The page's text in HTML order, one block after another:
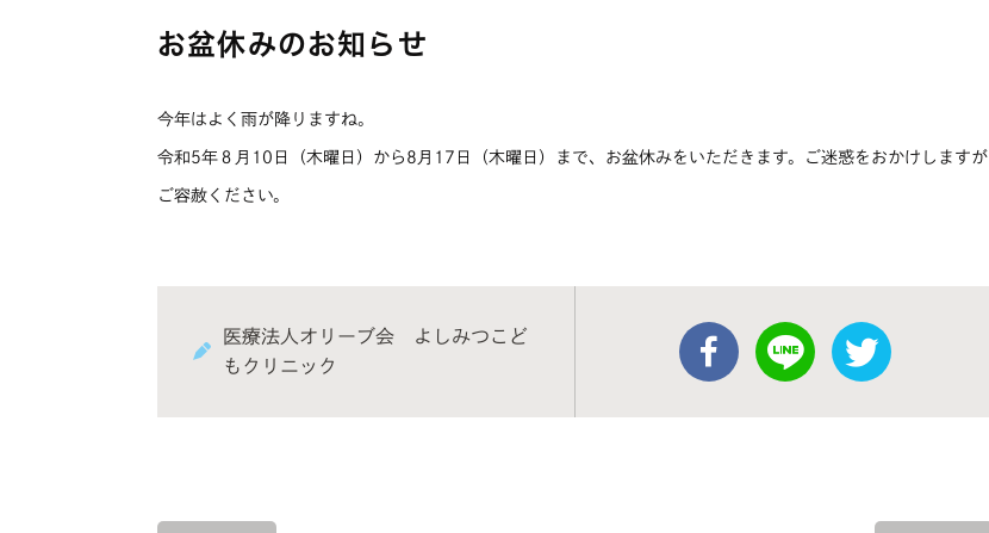
お盆休みのお知らせ
今年はよく雨が降りますね。
令和5年８月10日（木曜日）から8月17日（木曜日）まで、お盆休みをいただきます。ご迷惑をおかけしますが
ご容赦ください。
医療法人オリーブ会 よしみつこど
もクリニック